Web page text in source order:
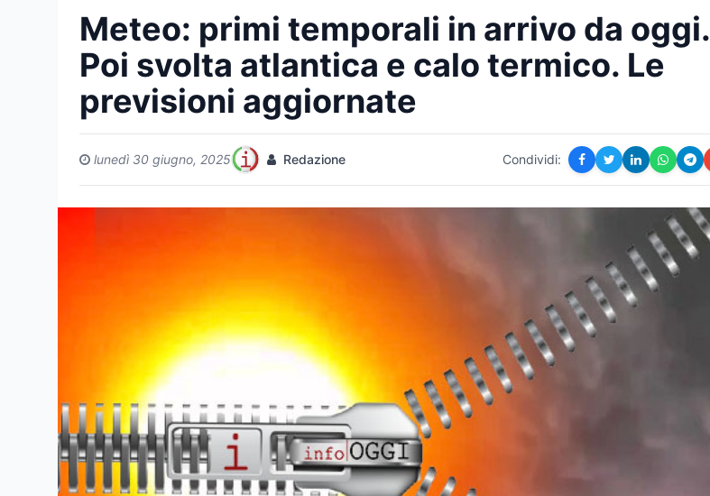
Meteo: primi temporali in arrivo da oggi.
Poi svolta atlantica e calo termico. Le
previsioni aggiornate
lunedì 30 giugno, 2025 Redazione Condividi: